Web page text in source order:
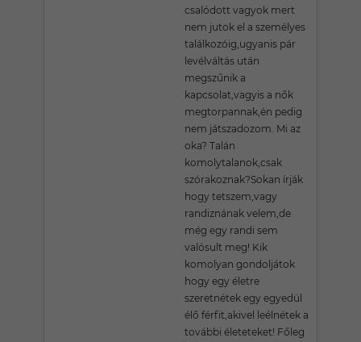
csalódott vagyok mert
nem jutok el a személyes
találkozóig,ugyanis pár
levélváltás után
megszűnik a
kapcsolat,vagyis a nők
megtorpannak,én pedig
nem játszadozom. Mi az
oka? Talán
komolytalanok,csak
szórakoznak?Sokan írják
hogy tetszem,vagy
randiznának velem,de
még egy randi sem
valósult meg! Kik
komolyan gondoljátok
hogy egy életre
szeretnétek egy egyedül
élő férfit,akivel leélnétek a
további életeteket! Főleg